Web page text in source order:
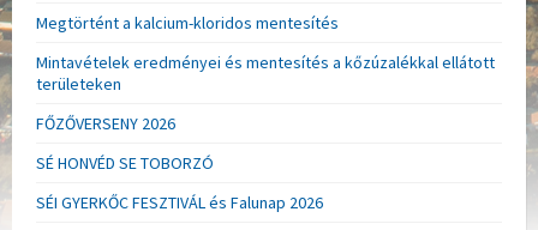
Megtörtént a kalcium-kloridos mentesítés
Mintavételek eredményei és mentesítés a kőzúzalékkal ellátott
területeken
FŐZŐVERSENY 2026
SÉ HONVÉD SE TOBORZÓ
SÉI GYERKŐC FESZTIVÁL és Falunap 2026